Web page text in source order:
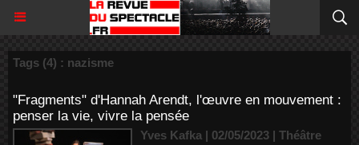
Tags (4) : nazisme
"Fragments" d'Hannah Arendt, l'œuvre en mouvement :
penser la vie, vivre la pensée
Yves Kafka | 02/05/2023 | Théâtre